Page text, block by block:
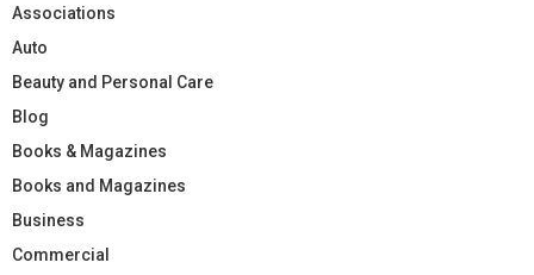
Associations
Auto
Beauty and Personal Care
Blog
Books & Magazines
Books and Magazines
Business
Commercial